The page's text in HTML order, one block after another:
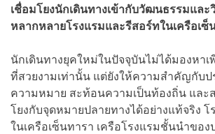
เชื่อมโยงนักเดินทางเข้ากับวัฒนธรรมแล
หลากหลายโรงแรมและรีสอร์ทในเครือเซ็
นักเดินทางยุคใหม่ในปัจจุบันไม่ได้มองหา
ที่สวยงามเท่านั้น แต่ยังให้ความสำคัญกับ
ความหมาย สะท้อนความเป็นท้องถิ่น และ
โยงกับจุดหมายปลายทางได้อย่างแท้จริง
ในเครือเซ็นทารา เครือโรงแรมชั้นนำของ